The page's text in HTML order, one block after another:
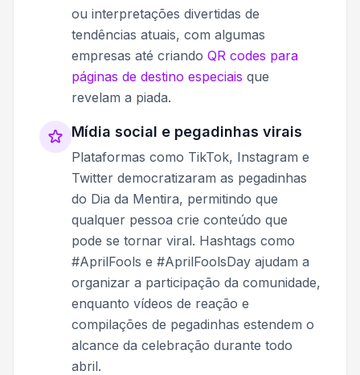
ou interpretações divertidas de
tendências atuais, com algumas
empresas até criando QR codes para
páginas de destino especiais que
revelam a piada.
Mídia social e pegadinhas virais
Plataformas como TikTok, Instagram e
Twitter democratizaram as pegadinhas
do Dia da Mentira, permitindo que
qualquer pessoa crie conteúdo que
pode se tornar viral. Hashtags como
#AprilFools e #AprilFoolsDay ajudam a
organizar a participação da comunidade,
enquanto vídeos de reação e
compilações de pegadinhas estendem o
alcance da celebração durante todo
abril.